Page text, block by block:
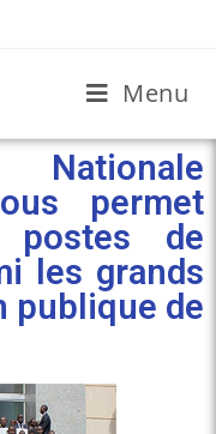
Menu
permet
postes de
les grands
publique de